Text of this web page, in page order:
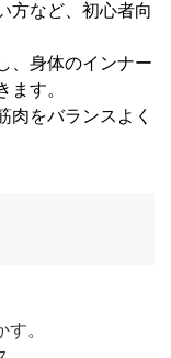
方など、初心者向
、身体のインナー
ます。
肉をバランスよく
。